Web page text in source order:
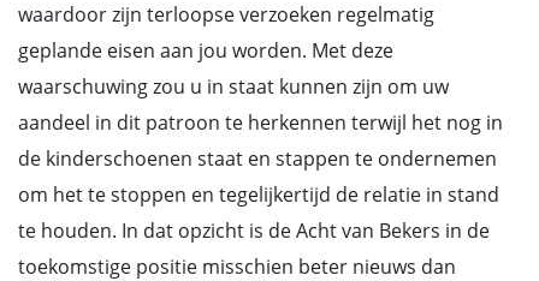
waardoor zijn terloopse verzoeken regelmatig
geplande eisen aan jou worden. Met deze
waarschuwing zou u in staat kunnen zijn om uw
aandeel in dit patroon te herkennen terwijl het nog in
de kinderschoenen staat en stappen te ondernemen
om het te stoppen en tegelijkertijd de relatie in stand
te houden. In dat opzicht is de Acht van Bekers in de
toekomstige positie misschien beter nieuws dan